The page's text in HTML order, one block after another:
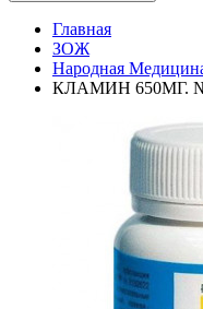
Главная
ЗОЖ
Народная
КЛАМИН 650МГ.